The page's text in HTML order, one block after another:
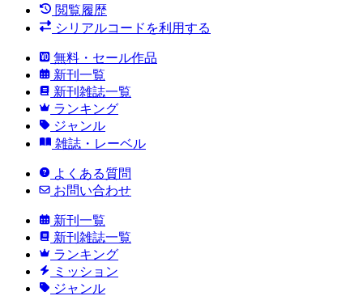
閲覧履歴
シリアルコードを利用する
無料・セール作品
新刊一覧
新刊雑誌一覧
ランキング
ジャンル
雑誌・レーベル
よくある質問
お問い合わせ
新刊一覧
新刊雑誌一覧
ランキング
ミッション
ジャンル